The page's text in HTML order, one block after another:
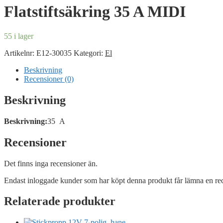
Flatstiftsäkring 35 A MIDI
55 i lager
Artikelnr: E12-30035 Kategori: El
Beskrivning
Recensioner (0)
Beskrivning
Beskrivning:35 A
Recensioner
Det finns inga recensioner än.
Endast inloggade kunder som har köpt denna produkt får lämna en
Relaterade produkter